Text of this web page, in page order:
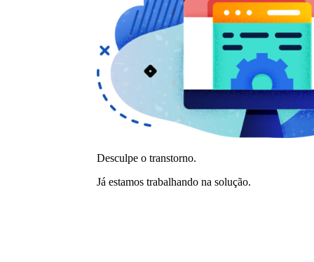
Desculpe o transtorno.
Já estamos trabalhando na solução.